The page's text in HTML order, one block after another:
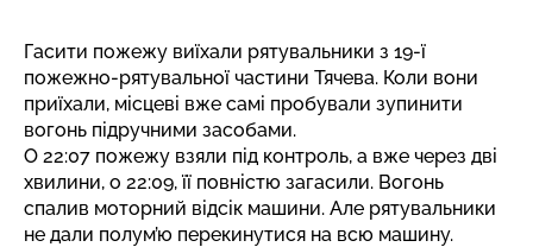
Гасити пожежу виїхали рятувальники з 19-ї
пожежно-рятувальної частини Тячева. Коли вони
приїхали, місцеві вже самі пробували зупинити
вогонь підручними засобами.
О 22:07 пожежу взяли під контроль, а вже через дві
хвилини, о 22:09, її повністю загасили. Вогонь
спалив моторний відсік машини. Але рятувальники
не дали полум’ю перекинутися на всю машину.